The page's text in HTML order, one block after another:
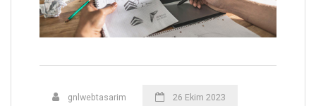
gnlwebtasarim 26 Ekim 2023